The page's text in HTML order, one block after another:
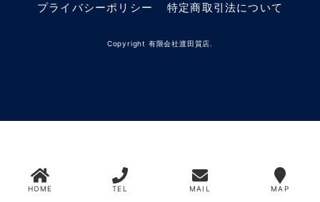
プライバシーポリシー 特定商取引法について
Copyright 有限会社渡田質店.
HOME TEL MAIL MAP